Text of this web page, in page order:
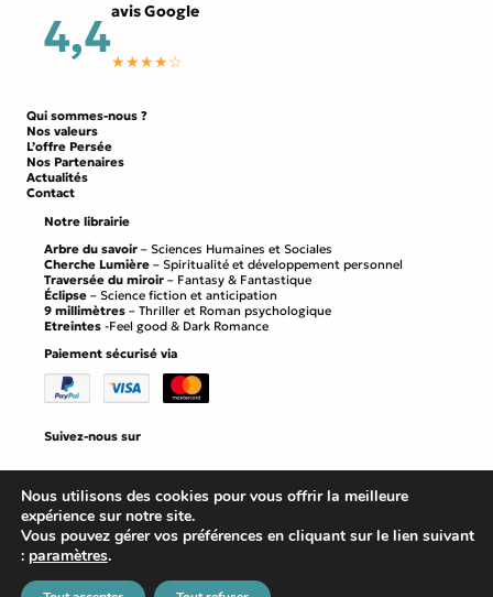
4,4avis Google
★★★★☆
Qui sommes-nous ?
Nos valeurs
L’offre Persée
Nos Partenaires
Actualités
Contact
Notre librairie
Arbre du savoir – Sciences Humaines et Sociales
Cherche Lumière – Spiritualité et développement personnel
Traversée du miroir – Fantasy & Fantastique
Éclipse – Science fiction et anticipation
9 millimètres – Thriller et Roman psychologique
Etreintes -Feel good & Dark Romance
Paiement sécurisé via
Suivez-nous sur
Facebook
Instagram
LinkedIn
Mentions légales
Nous utilisons des cookies pour vous offrir la meilleure
expérience sur notre site.
Vous pouvez gérer vos préférences en cliquant sur le lien suivant
: paramètres.